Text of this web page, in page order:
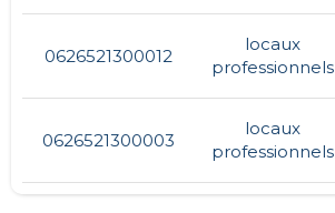
0626521300012
locaux
professionnels
0626521300003
locaux
professionnels